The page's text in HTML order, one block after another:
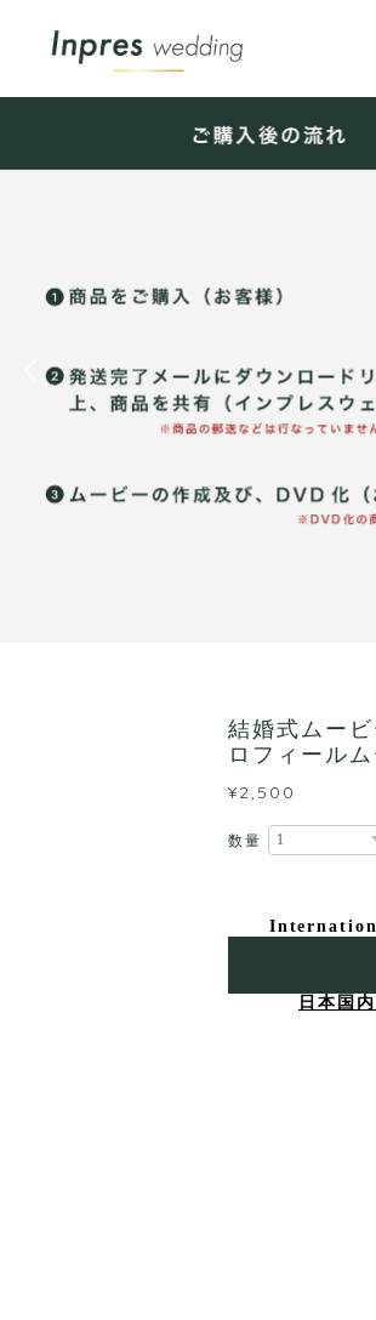
結婚式ムー
ロフィール
¥2,500
数量
日本国